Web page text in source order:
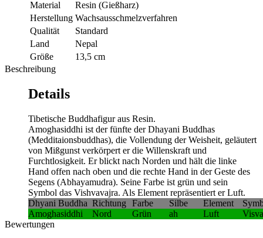
Material
Resin (Gießharz)
Herstellung Wachsausschmelzverfahren
Qualität
Standard
Land
Nepal
Größe
13,5 cm
Beschreibung
Details
Tibetische Buddhafigur aus Resin.
Amoghasiddhi ist der fünfte der Dhayani Buddhas
(Medditaionsbuddhas), die Vollendung der Weisheit, geläutert
von Mißgunst verkörpert er die Willenskraft und
Furchtlosigkeit. Er blickt nach Norden und hält die linke
Hand offen nach oben und die rechte Hand in der Geste des
Segens (Abhayamudra). Seine Farbe ist grün und sein
Symbol das Vishvavajra. Als Element repräsentiert er Luft.
Dhyani Buddha Richtung Farbe Silbe Element
Amoghasiddhi
Nord Grün ah Luft
Bewertungen